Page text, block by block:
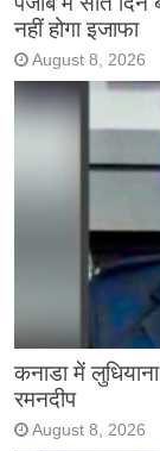
नहीं होगा इजाफा
August 8, 2026
कनाडा में
रमनदीप
August 8, 2026